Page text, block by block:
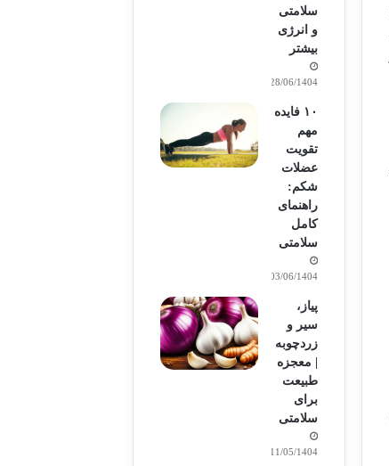
سلامتی
و انرژی
بیشتر
28/06/1404
۱۰ فایده
مهم
تقویت
عضلات
شکم:
راهنمای
کامل
سلامتی
03/06/1404
پیاز،
سیر و
زردچوبه
| معجزه
طبیعت
برای
سلامتی
11/05/1404